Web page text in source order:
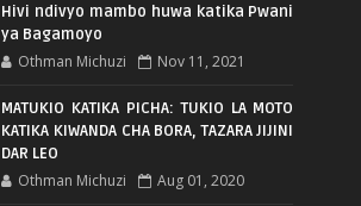
Hivi ndivyo mambo huwa katika Pwani
ya Bagamoyo
Othman Michuzi Nov 11, 2021
MATUKIO KATIKA PICHA: TUKIO LA MOTO
KATIKA KIWANDA CHA BORA, TAZARA JIJINI
DAR LEO
Othman Michuzi Aug 01, 2020